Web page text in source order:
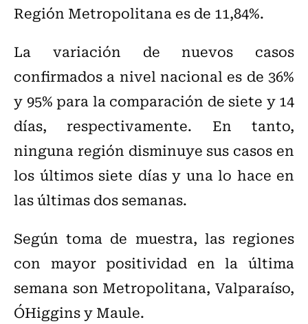
Región Metropolitana es de 11,84%.
La variación de nuevos casos
confirmados a nivel nacional es de 36%
y 95% para la comparación de siete y 14
días, respectivamente. En tanto,
ninguna región disminuye sus casos en
los últimos siete días y una lo hace en
las últimas dos semanas.
Según toma de muestra, las regiones
con mayor positividad en la última
semana son Metropolitana, Valparaíso,
O´Higgins y Maule.